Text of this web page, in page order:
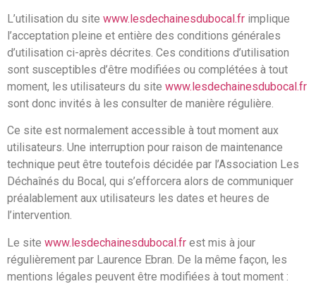
L’utilisation du site www.lesdechainesdubocal.fr implique
l’acceptation pleine et entière des conditions générales
d’utilisation ci-après décrites. Ces conditions d’utilisation
sont susceptibles d’être modifiées ou complétées à tout
moment, les utilisateurs du site www.lesdechainesdubocal.fr
sont donc invités à les consulter de manière régulière.
Ce site est normalement accessible à tout moment aux
utilisateurs. Une interruption pour raison de maintenance
technique peut être toutefois décidée par l’Association Les
Déchaînés du Bocal, qui s’efforcera alors de communiquer
préalablement aux utilisateurs les dates et heures de
l’intervention.
Le site www.lesdechainesdubocal.fr est mis à jour
régulièrement par Laurence Ebran. De la même façon, les
mentions légales peuvent être modifiées à tout moment :